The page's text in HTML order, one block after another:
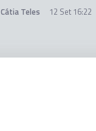
Cátia Teles 12 Set 16:22